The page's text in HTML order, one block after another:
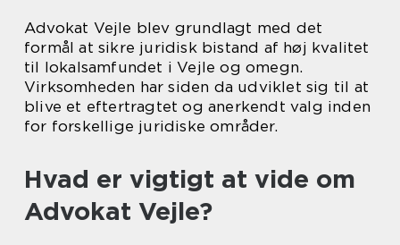
Advokat Vejle blev grundlagt med det
formål at sikre juridisk bistand af høj kvalitet
til lokalsamfundet i Vejle og omegn.
Virksomheden har siden da udviklet sig til at
blive et eftertragtet og anerkendt valg inden
for forskellige juridiske områder.
Hvad er vigtigt at vide om
Advokat Vejle?